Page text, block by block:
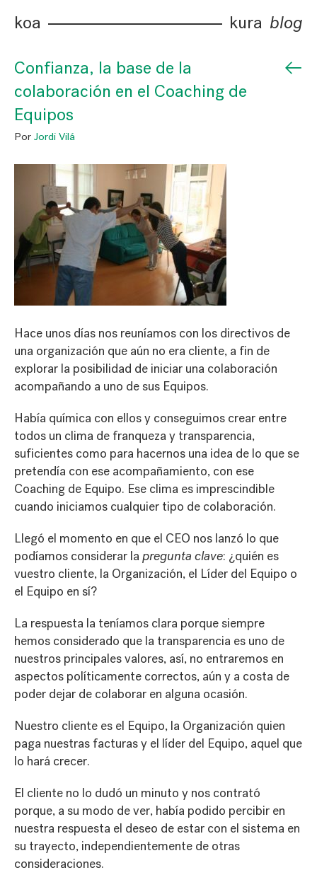
koa kura blog
Confianza, la base de la
colaboración en el Coaching de
Equipos
←
Por Jordi Vilá
Hace unos días nos reuníamos con los directivos de
una organización que aún no era cliente, a fin de
explorar la posibilidad de iniciar una colaboración
acompañando a uno de sus Equipos.
Había química con ellos y conseguimos crear entre
todos un clima de franqueza y transparencia,
suficientes como para hacernos una idea de lo que se
pretendía con ese acompañamiento, con ese
Coaching de Equipo. Ese clima es imprescindible
cuando iniciamos cualquier tipo de colaboración.
Llegó el momento en que el CEO nos lanzó lo que
podíamos considerar la pregunta clave: ¿quién es
vuestro cliente, la Organización, el Líder del Equipo o
el Equipo en sí?
La respuesta la teníamos clara porque siempre
hemos considerado que la transparencia es uno de
nuestros principales valores, así, no entraremos en
aspectos políticamente correctos, aún y a costa de
poder dejar de colaborar en alguna ocasión.
Nuestro cliente es el Equipo, la Organización quien
paga nuestras facturas y el líder del Equipo, aquel que
lo hará crecer.
El cliente no lo dudó un minuto y nos contrató
porque, a su modo de ver, había podido percibir en
nuestra respuesta el deseo de estar con el sistema en
su trayecto, independientemente de otras
consideraciones.